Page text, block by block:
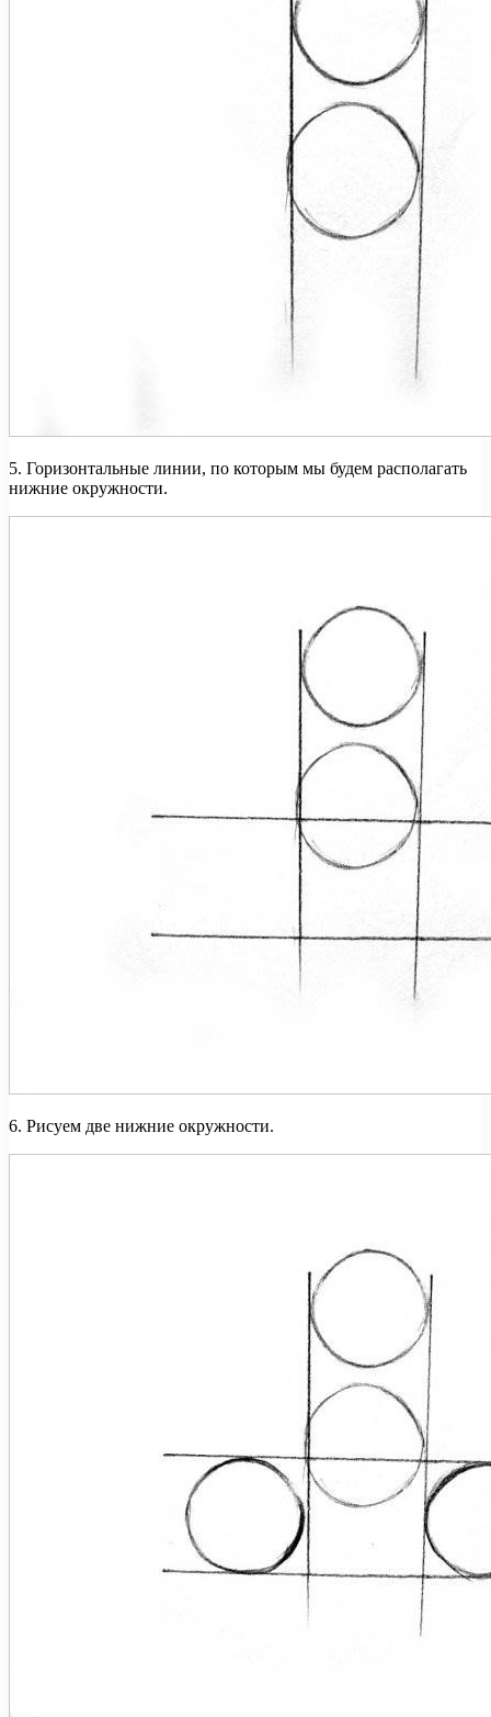
5. Горизонтальные линии, по которым мы будем располагать
нижние окружности.
6. Рисуем две нижние окружности.